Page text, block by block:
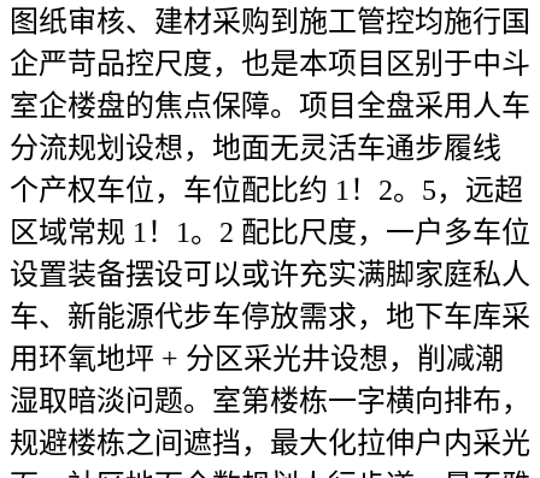
图纸审核、建材采购到施工管控均施行国
企严苛品控尺度，也是本项目区别于中斗
室企楼盘的焦点保障。项目全盘采用人车
分流规划设想，地面无灵活车通步履线
个产权车位，车位配比约 1！2。5，远超
区域常规 1！1。2 配比尺度，一户多车位
设置装备摆设可以或许充实满脚家庭私人
车、新能源代步车停放需求，地下车库采
用环氧地坪 + 分区采光井设想，削减潮
湿取暗淡问题。室第楼栋一字横向排布，
规避楼栋之间遮挡，最大化拉伸户内采光